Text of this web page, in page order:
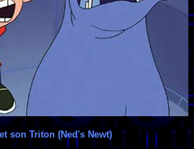
son Triton (Ned's Newt)